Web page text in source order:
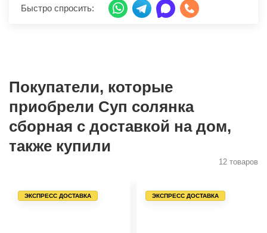
Быстро спросить:
Покупатели, которые
приобрели Суп солянка
сборная с доставкой на дом,
также купили
12 товаров
ЭКСПРЕСС ДОСТАВКА ЭКСПРЕСС ДОСТАВКА